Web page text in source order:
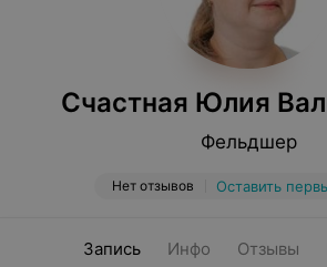
Счастная Юлия
Фельдшер
Нет отзывов Оставить
Запись Инфо Отзывы